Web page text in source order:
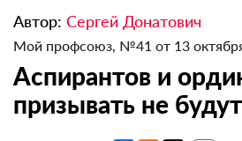
Автор: Сергей Донатович
Мой профсоюз, №41 от 13
Аспирантов и
призывать не будут